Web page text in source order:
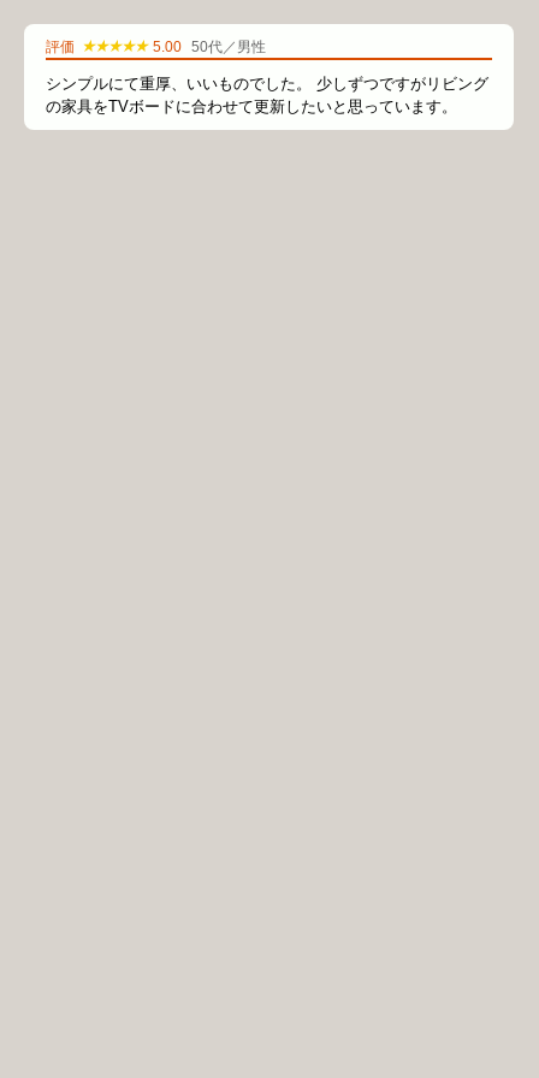
評価 ★★★★★ 5.00 50代／男性
シンプルにて重厚、いいものでした。 少しずつですがリビング
の家具をTVボードに合わせて更新したいと思っています。